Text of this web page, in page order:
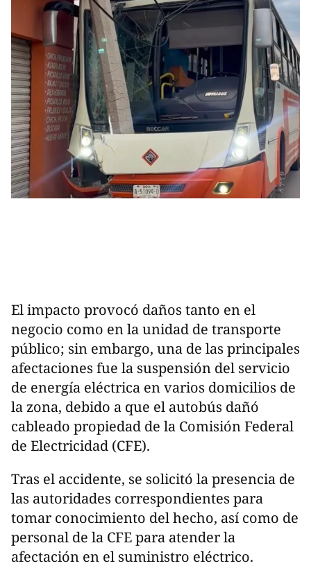
El impacto provocó daños tanto en el
negocio como en la unidad de transporte
público; sin embargo, una de las principales
afectaciones fue la suspensión del servicio
de energía eléctrica en varios domicilios de
la zona, debido a que el autobús dañó
cableado propiedad de la Comisión Federal
de Electricidad (CFE).
Tras el accidente, se solicitó la presencia de
las autoridades correspondientes para
tomar conocimiento del hecho, así como de
personal de la CFE para atender la
afectación en el suministro eléctrico.